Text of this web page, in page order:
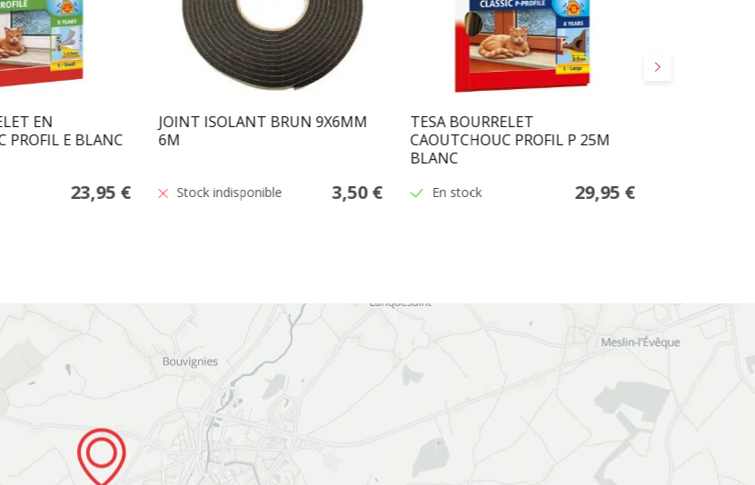
Suivant
EN
PROFIL E BLANC
23,95 €
JOINT ISOLANT BRUN 9X6MM
6M
Stock indisponible 3,50 €
TESA BOURRELET
CAOUTCHOUC PROFIL P 25M
BLANC
En stock 29,95 €